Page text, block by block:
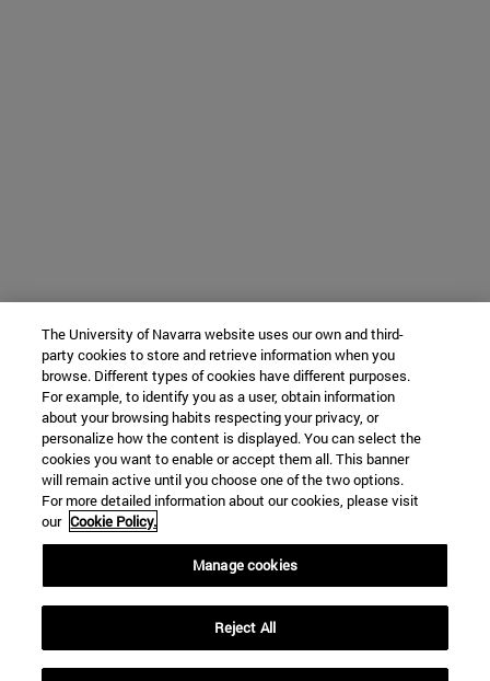
The University of Navarra website uses our own and third-
party cookies to store and retrieve information when you
browse. Different types of cookies have different purposes.
For example, to identify you as a user, obtain information
about your browsing habits respecting your privacy, or
personalize how the content is displayed. You can select the
cookies you want to enable or accept them all. This banner
will remain active until you choose one of the two options.
For more detailed information about our cookies, please visit
our Cookie Policy.
Manage cookies
Reject All